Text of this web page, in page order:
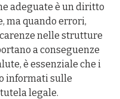
adeguate è un diritto
ma quando errori,
nelle strutture
a conseguenze
è essenziale che i
informati sulle
legale.